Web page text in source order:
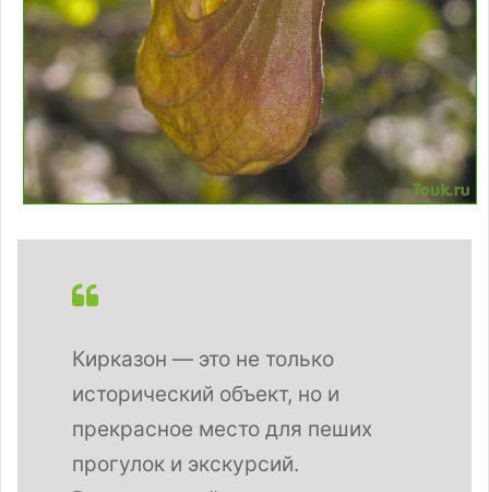
Кирказон — это не только
исторический объект, но и
прекрасное место для пеших
прогулок и экскурсий.